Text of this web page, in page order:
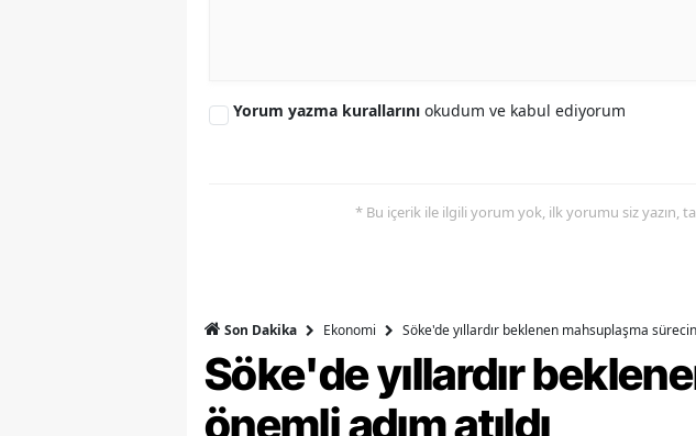
Osmaniye
Yorum yazma kurallarını okudum ve kabul ediyorum
* Bu içerik ile ilgili yorum yok, ilk yorumu siz yazın,
Son Dakika Ekonomi Söke'de yıllardır beklenen mahsuplaşma
Söke'de yıllardır
önemli adım atıldı